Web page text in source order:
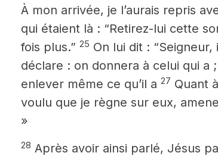
À mon arrivée, je l’aurais repris
qui étaient là : “Retirez-lui cette
fois plus.” 25 On lui dit :
déclare : on donnera à celui qui a
enlever même ce qu’il a 27 Quant
voulu que je règne sur eux,
»
28 Après avoir ainsi parlé, Jésus